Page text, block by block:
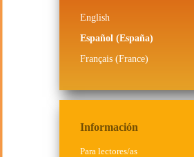
English
Español (España)
Français (France)
Información
Para lectores/as